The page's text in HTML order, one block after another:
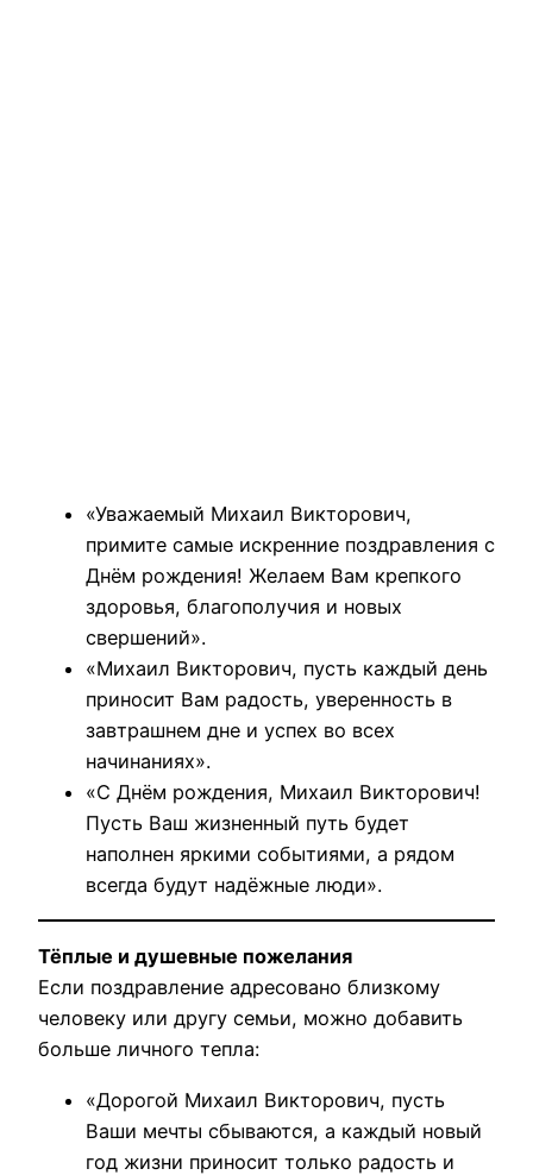
«Уважаемый Михаил Викторович,
примите самые искренние поздравления с
Днём рождения! Желаем Вам крепкого
здоровья, благополучия и новых
свершений».
«Михаил Викторович, пусть каждый день
приносит Вам радость, уверенность в
завтрашнем дне и успех во всех
начинаниях».
«С Днём рождения, Михаил Викторович!
Пусть Ваш жизненный путь будет
наполнен яркими событиями, а рядом
всегда будут надёжные люди».
Тёплые и душевные пожелания
Если поздравление адресовано близкому
человеку или другу семьи, можно добавить
больше личного тепла:
«Дорогой Михаил Викторович, пусть
Ваши мечты сбываются, а каждый новый
год жизни приносит только радость и